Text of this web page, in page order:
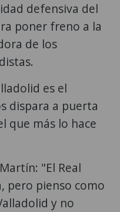
defensiva del
poner freno a la
de los
es el
dispara a puerta
que más lo hace
"El Real
pero pienso como
y no